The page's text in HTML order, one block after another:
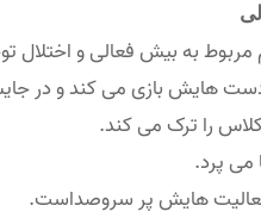
مربوط به بیش فعالی و اختلال
دست هایش بازی می کند و در
را ترک می کند.
می پرد.
فعالیت هایش پر سروصداست.